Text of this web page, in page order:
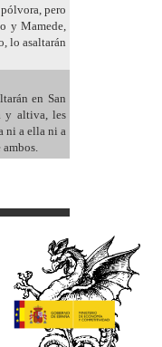
pero
y Mamede,
lo asaltarán
en San
y altiva, les
ni a ella ni a